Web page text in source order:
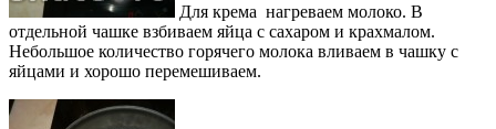
Для крема нагреваем молоко. В
отдельной чашке взбиваем яйца с сахаром и крахмалом.
Небольшое количество горячего молока вливаем в чашку с
яйцами и хорошо перемешиваем.